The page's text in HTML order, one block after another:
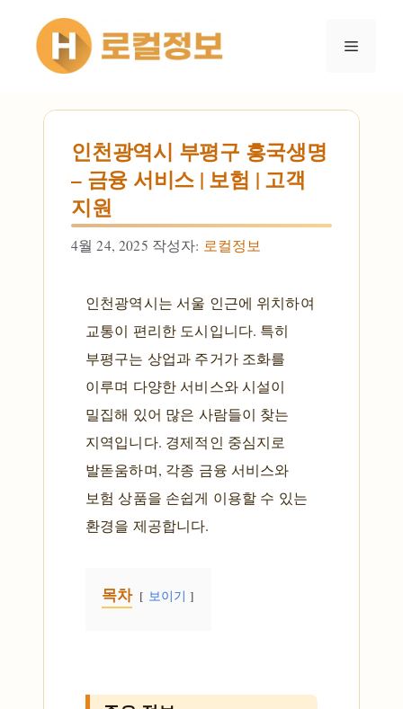
건너뛰기
메뉴
인천광역시 부평구 흥국생명
– 금융 서비스 | 보험 | 고객
지원
4월 24, 2025 작성자: 로컬정보
인천광역시는 서울 인근에 위치하여
교통이 편리한 도시입니다. 특히
부평구는 상업과 주거가 조화를
이루며 다양한 서비스와 시설이
밀집해 있어 많은 사람들이 찾는
지역입니다. 경제적인 중심지로
발돋움하며, 각종 금융 서비스와
보험 상품을 손쉽게 이용할 수 있는
환경을 제공합니다.
목차 보이기